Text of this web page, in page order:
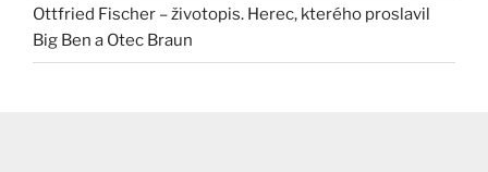
Ottfried Fischer – životopis. Herec, kterého proslavil
Big Ben a Otec Braun